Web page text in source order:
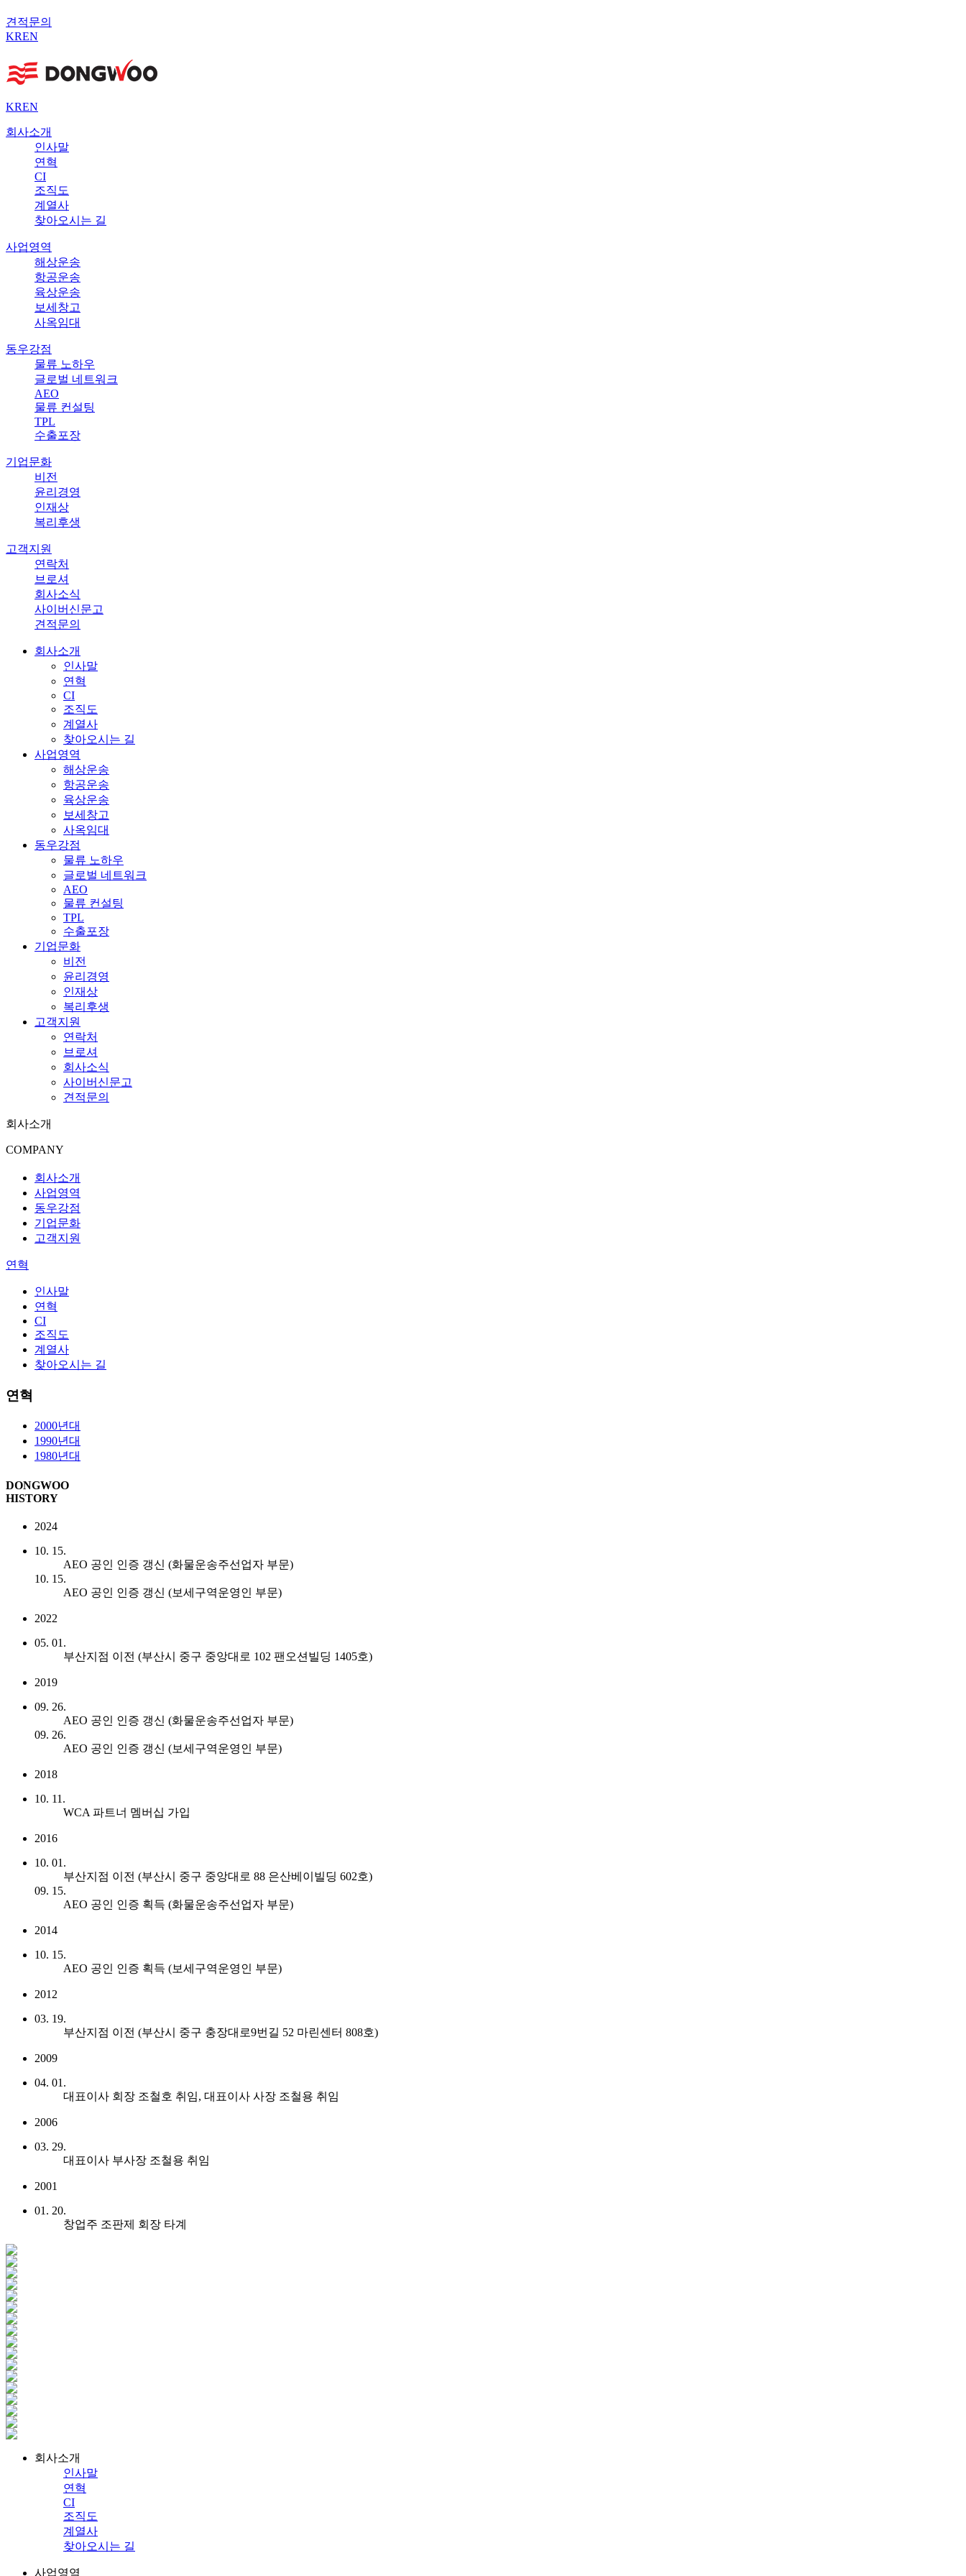
견적문의
KREN
KREN
회사소개
인사말
연혁
CI
조직도
계열사
찾아오시는 길
사업영역
해상운송
항공운송
육상운송
보세창고
사옥임대
동우강점
물류 노하우
글로벌 네트워크
AEO
물류 컨설팅
TPL
수출포장
기업문화
비전
윤리경영
인재상
복리후생
고객지원
연락처
브로셔
회사소식
사이버신문고
견적문의
회사소개
인사말
연혁
CI
조직도
계열사
찾아오시는 길
사업영역
해상운송
항공운송
육상운송
보세창고
사옥임대
동우강점
물류 노하우
글로벌 네트워크
AEO
물류 컨설팅
TPL
수출포장
기업문화
비전
윤리경영
인재상
복리후생
고객지원
연락처
브로셔
회사소식
사이버신문고
견적문의
회사소개
COMPANY
회사소개
사업영역
동우강점
기업문화
고객지원
연혁
인사말
연혁
CI
조직도
계열사
찾아오시는 길
연혁
2000년대
1990년대
1980년대
DONGWOO
HISTORY
2024
10. 15.
AEO 공인 인증 갱신 (화물운송주선업자 부문)
10. 15.
AEO 공인 인증 갱신 (보세구역운영인 부문)
2022
05. 01.
부산지점 이전 (부산시 중구 중앙대로 102 팬오션빌딩 1405호)
2019
09. 26.
AEO 공인 인증 갱신 (화물운송주선업자 부문)
09. 26.
AEO 공인 인증 갱신 (보세구역운영인 부문)
2018
10. 11.
WCA 파트너 멤버십 가입
2016
10. 01.
부산지점 이전 (부산시 중구 중앙대로 88 은산베이빌딩 602호)
09. 15.
AEO 공인 인증 획득 (화물운송주선업자 부문)
2014
10. 15.
AEO 공인 인증 획득 (보세구역운영인 부문)
2012
03. 19.
부산지점 이전 (부산시 중구 충장대로9번길 52 마린센터 808호)
2009
04. 01.
대표이사 회장 조철호 취임, 대표이사 사장 조철용 취임
2006
03. 29.
대표이사 부사장 조철용 취임
2001
01. 20.
창업주 조판제 회장 타계
회사소개
인사말
연혁
CI
조직도
계열사
찾아오시는 길
사업영역